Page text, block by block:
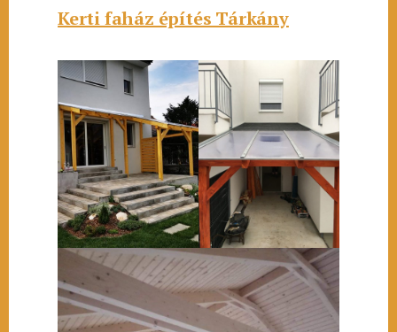
Kerti faház építés Tárkány